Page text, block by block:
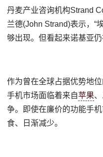
丹麦产业咨询机构Strand
兰德(John Strand)表示，“
够出现。但看起来诺基亚
作为曾在全球占据优势地
手机市场面临着来自苹果
争。即使在廉价的功能手
食、日渐减少。